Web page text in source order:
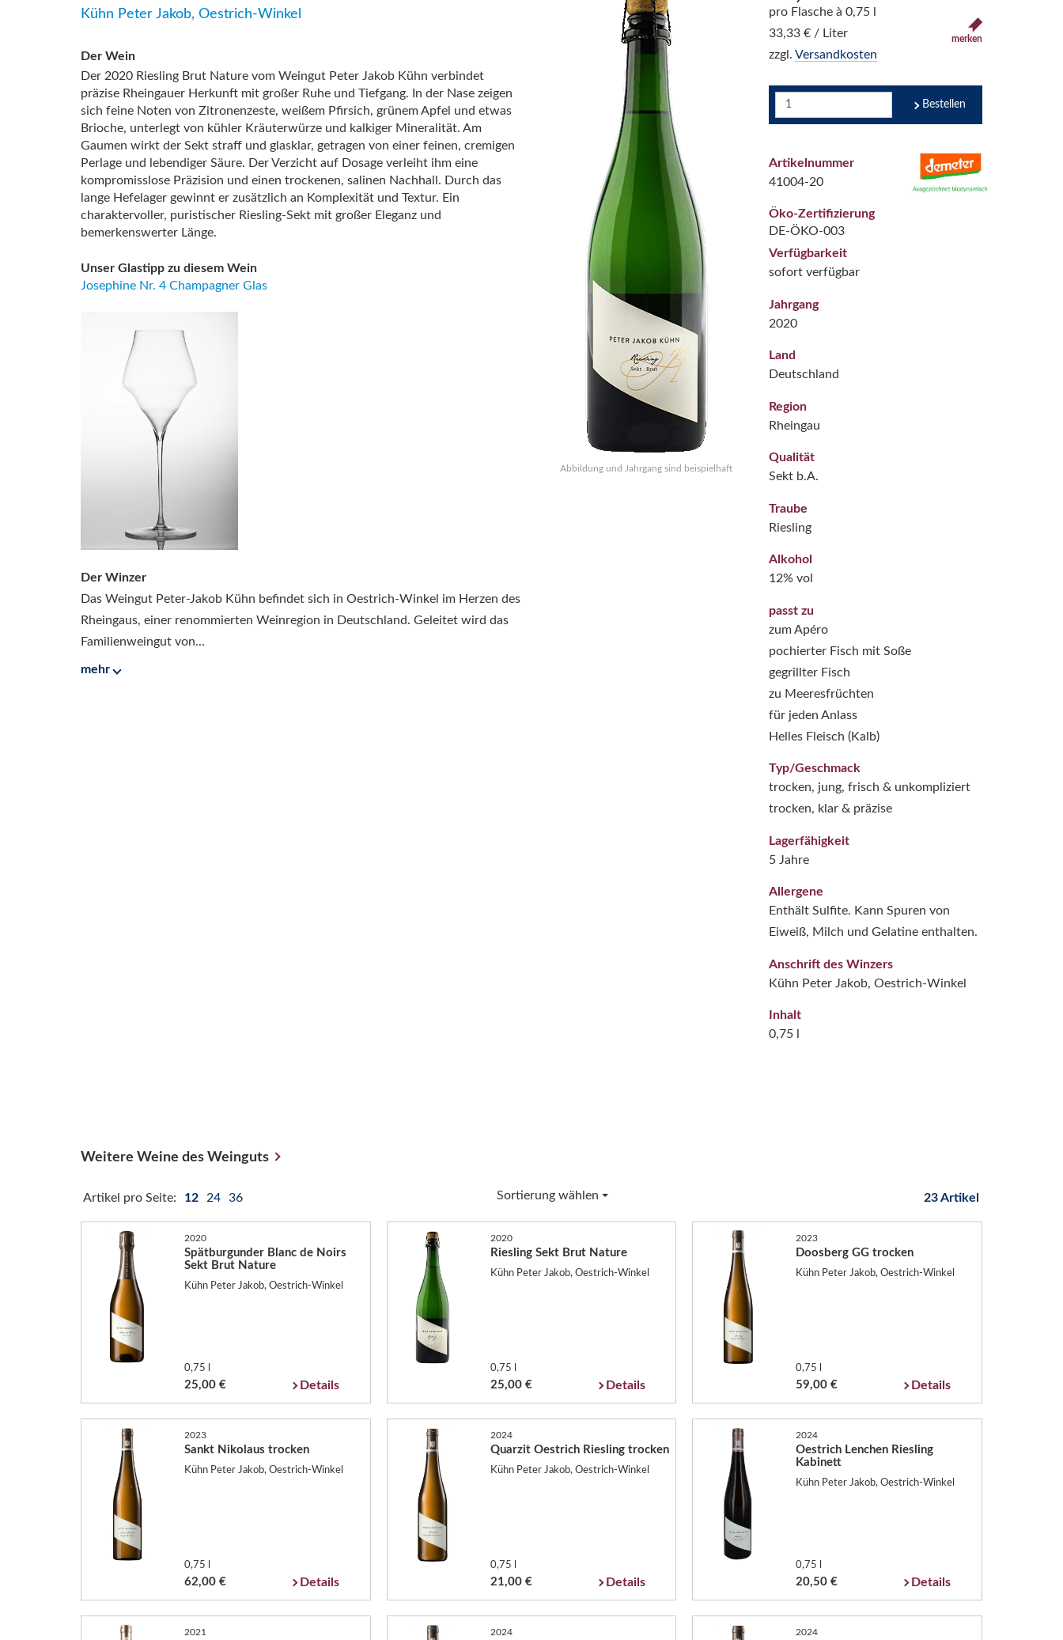
Kühn Peter Jakob, Oestrich-Winkel
Der Wein
Der 2020 Riesling Brut Nature vom Weingut Peter Jakob Kühn verbindet
präzise Rheingauer Herkunft mit großer Ruhe und Tiefgang. In der Nase zeigen
sich feine Noten von Zitronenzeste, weißem Pfirsich, grünem Apfel und etwas
Brioche, unterlegt von kühler Kräuterwürze und kalkiger Mineralität. Am
Gaumen wirkt der Sekt straff und glasklar, getragen von einer feinen, cremigen
Perlage und lebendiger Säure. Der Verzicht auf Dosage verleiht ihm eine
kompromisslose Präzision und einen trockenen, salinen Nachhall. Durch das
lange Hefelager gewinnt er zusätzlich an Komplexität und Textur. Ein
charaktervoller, puristischer Riesling-Sekt mit großer Eleganz und
bemerkenswerter Länge.
Unser Glastipp zu diesem Wein
Josephine Nr. 4 Champagner Glas
Der Winzer
Das Weingut Peter-Jakob Kühn befindet sich in Oestrich-Winkel im Herzen des
Rheingaus, einer renommierten Weinregion in Deutschland. Geleitet wird das
Familienweingut von...
mehr
Abbildung und Jahrgang sind beispielhaft
pro Flasche à 0,75 l
33,33 € / Liter
zzgl. Versandkosten
merken
Bestellen
Artikelnummer
41004-20
Öko-Zertifizierung
DE-ÖKO-003
Verfügbarkeit
sofort verfügbar
Jahrgang
2020
Land
Deutschland
Region
Rheingau
Qualität
Sekt b.A.
Traube
Riesling
Alkohol
12% vol
passt zu
zum Apéro
pochierter Fisch mit Soße
gegrillter Fisch
zu Meeresfrüchten
für jeden Anlass
Helles Fleisch (Kalb)
Typ/Geschmack
trocken, jung, frisch & unkompliziert
trocken, klar & präzise
Lagerfähigkeit
5 Jahre
Allergene
Enthält Sulfite. Kann Spuren von
Eiweiß, Milch und Gelatine enthalten.
Anschrift des Winzers
Kühn Peter Jakob, Oestrich-Winkel
Inhalt
0,75 l
Weitere Weine des Weinguts
Artikel pro Seite: 12 24 36 Sortierung wählen 23 Artikel
2020
Spätburgunder Blanc de Noirs
Sekt Brut Nature
Kühn Peter Jakob, Oestrich-Winkel
0,75 l
25,00 € Details
2020
Riesling Sekt Brut Nature
Kühn Peter Jakob, Oestrich-Winkel
0,75 l
25,00 € Details
2023
Doosberg GG trocken
Kühn Peter Jakob, Oestrich-Winkel
0,75 l
59,00 € Details
2023
Sankt Nikolaus trocken
Kühn Peter Jakob, Oestrich-Winkel
0,75 l
62,00 € Details
2024
Quarzit Oestrich Riesling trocken
Kühn Peter Jakob, Oestrich-Winkel
0,75 l
21,00 € Details
2024
Oestrich Lenchen Riesling
Kabinett
Kühn Peter Jakob, Oestrich-Winkel
0,75 l
20,50 € Details
2021 2024 2024